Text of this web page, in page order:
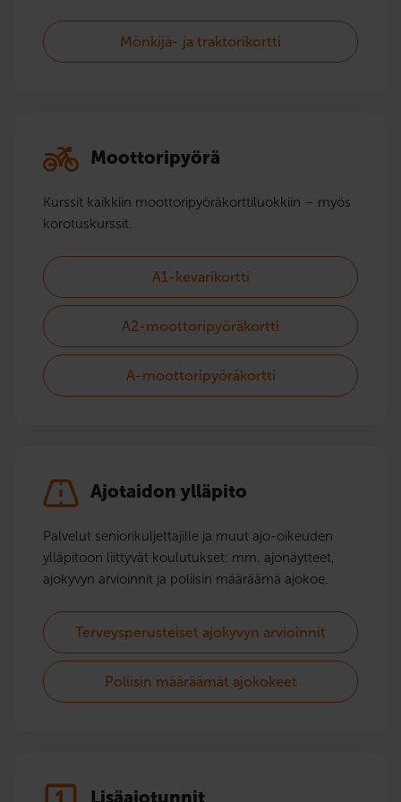
Mönkijä- ja traktorikortti
Moottoripyörä
Kurssit kaikkiin moottoripyörä­korttiluokkiin – myös
korotuskurssit.
A1-kevarikortti
A2-moottoripyöräkortti
A-moottoripyöräkortti
Ajotaidon ylläpito
Palvelut seniorikuljettajille ja muut ajo-oikeuden
ylläpitoon liittyvät koulutukset: mm. ajonäytteet,
ajokyvyn arvioinnit ja poliisin määräämä ajokoe.
Terveysperusteiset ajokyvyn arvioinnit
Poliisin määräämät ajokokeet
Lisäajotunnit